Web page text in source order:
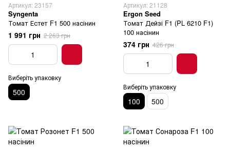
Артикул: 23157
Syngenta
Томат Естет F1 500 насінин
1 991 грн 2 263 грн
Виберіть упаковку
500
Артикул: 21128
Ergon Seed
Томат Дейзі F1 (PL 6210 F1)
100 насінин
374 грн 426 грн
Виберіть упаковку
100 500